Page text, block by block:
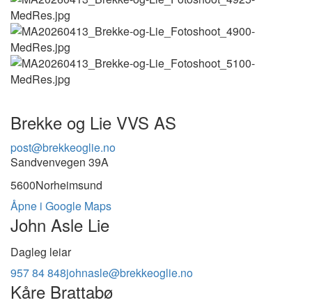
Brekke og Lie VVS AS
post@brekkeoglie.no
Sandvenvegen 39A
5600Norheimsund
Åpne i Google Maps
John Asle Lie
Dagleg leiar
957 84 848johnasle@brekkeoglie.no
Kåre Brattabø